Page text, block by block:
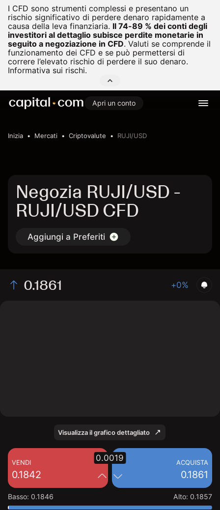
I CFD sono strumenti complessi e presentano un
rischio significativo di perdere denaro rapidamente a
causa della leva finanziaria. Il 74-89 % dei conti degli
investitori al dettaglio subisce perdite monetarie in
seguito a negoziazione in CFD. Valuti se comprende il
funzionamento dei CFD e se può permettersi di
correre l’elevato rischio di perdere il suo denaro.
Informativa sui rischi.
Apri un conto
Inizia Mercati Criptovalute RUJI/USD
Negozia RUJI/USD -
RUJI/USD CFD
Aggiungi a Preferiti
0.1861 +0%
Visualizza il grafico dettagliato
VENDI
0.1842
ACQUISTA
0.1861
0.0019
Basso: 0.1846 Alto: 0.1857